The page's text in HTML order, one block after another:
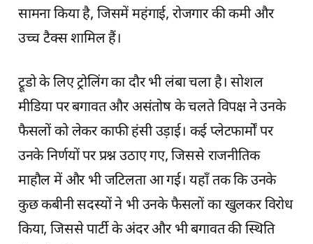
सामना किया है, जिसमें महंगाई, रोजगार की कमी और
उच्च टैक्स शामिल हैं।
ट्रूडो के लिए ट्रोलिंग का दौर भी लंबा चला है। सोशल
मीडिया पर बगावत और असंतोष के चलते विपक्ष ने उनके
फैसलों को लेकर काफी हंसी उड़ाई। कई प्लेटफार्मों पर
उनके निर्णयों पर प्रश्न उठाए गए, जिससे राजनीतिक
माहौल में और भी जटिलता आ गई। यहाँ तक कि उनके
कुछ कबीनी सदस्यों ने भी उनके फैसलों का खुलकर विरोध
किया, जिससे पार्टी के अंदर और भी बगावत की स्थिति